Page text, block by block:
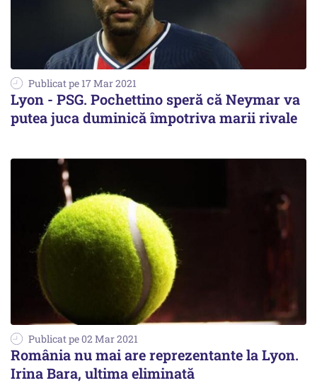
Publicat pe 17 Mar 2021
Lyon - PSG. Pochettino speră că Neymar va
putea juca duminică împotriva marii rivale
Publicat pe 02 Mar 2021
România nu mai are reprezentante la Lyon.
Irina Bara, ultima eliminată